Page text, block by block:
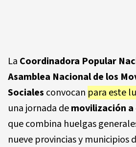
La Coordinadora Popular
Asamblea Nacional de los
Sociales convocan para este
una jornada demovilización
que combina huelgas
nueve provincias y municipios